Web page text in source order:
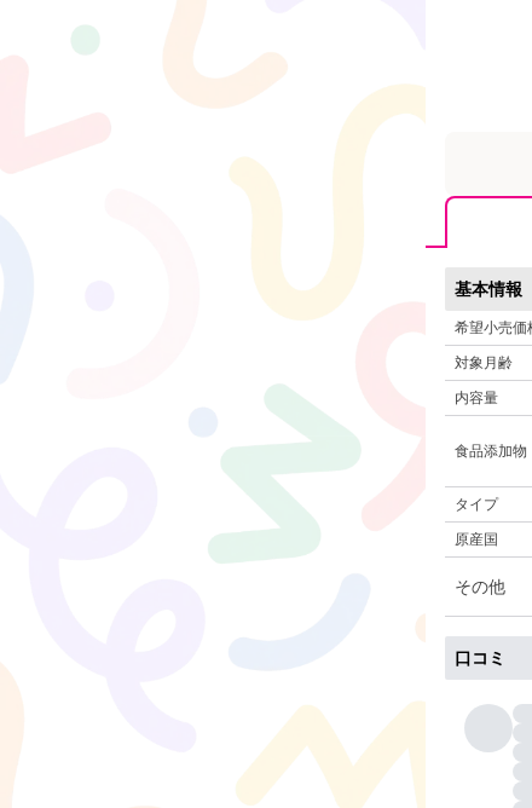
基本情報
希望小売価
対象月齢
内容量
食品添加物
タイプ
原産国
その他
口コミ